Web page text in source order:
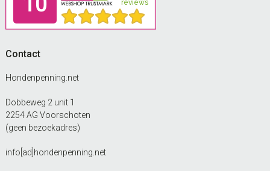
Contact
Hondenpenning.net
Dobbeweg 2 unit 1
2254 AG Voorschoten
(geen bezoekadres)
info[ad]hondenpenning.net